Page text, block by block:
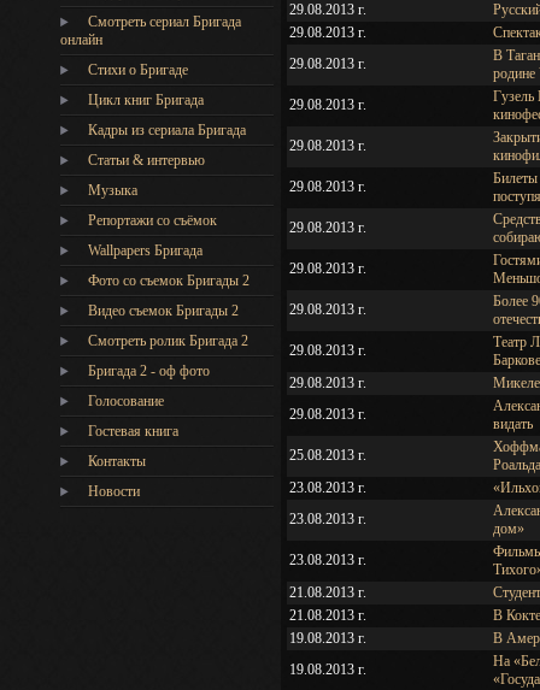
Смотреть сериал Бригада
онлайн
Стихи о Бригаде
Цикл книг Бригада
Кадры из сериала Бригада
Статьи & интервью
Музыка
Репортажи со съёмок
Wallpapers Бригада
Фото со съемок Бригады 2
Видео съемок Бригады 2
Cмотреть ролик Бригада 2
Бригада 2 - оф фото
Голосование
Гостевая книга
Контакты
Новости
29.08.2013 г.
29.08.2013 г.
29.08.2013 г.
В
родине
29.08.2013 г.
Гузель
29.08.2013 г.
29.08.2013 г.
Билеты
29.08.2013 г.
29.08.2013 г.
29.08.2013 г.
Более
29.08.2013 г.
Театр
Баркове
29.08.2013 г.
Микеле
29.08.2013 г.
видать
25.08.2013 г.
23.08.2013 г.
23.08.2013 г.
дом»
23.08.2013 г.
21.08.2013 г.
21.08.2013 г.
В
19.08.2013 г.
В
19.08.2013 г.
На